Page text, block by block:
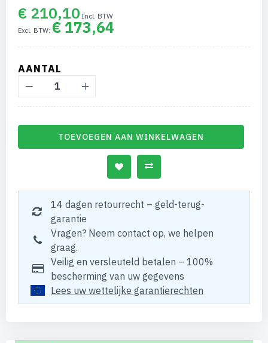
€ 210,10
€ 173,64
AANTAL
TOEVOEGEN AAN WINKELWAGEN
14 dagen retourrecht – geld-terug-
garantie
Vragen? Neem contact op, we helpen
graag.
Veilig en versleuteld betalen – 100%
bescherming van uw gegevens
Lees uw wettelijke garantierechten